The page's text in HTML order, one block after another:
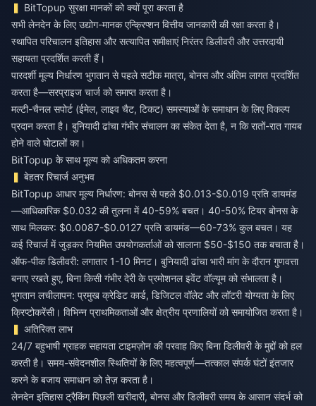
BitTopup सुरक्षा मानकों को क्यों पूरा करता है
सभी लेनदेन के लिए उद्योग-मानक एन्क्रिप्शन वित्तीय जानकारी की रक्षा करता है।
स्थापित परिचालन इतिहास और सत्यापित समीक्षाएं निरंतर डिलीवरी और उत्तरदायी
सहायता प्रदर्शित करती हैं।
पारदर्शी मूल्य निर्धारण भुगतान से पहले सटीक मात्रा, बोनस और अंतिम लागत प्रदर्शित
करता है—सरप्राइज चार्ज को समाप्त करता है।
मल्टी-चैनल सपोर्ट (ईमेल, लाइव चैट, टिकट) समस्याओं के समाधान के लिए विकल्प
प्रदान करता है। बुनियादी ढांचा गंभीर संचालन का संकेत देता है, न कि रातों-रात गायब
होने वाले घोटालों का।
BitTopup के साथ मूल्य को अधिकतम करना
बेहतर रिचार्ज अनुभव
BitTopup आधार मूल्य निर्धारण: बोनस से पहले $0.013-$0.019 प्रति डायमंड
—आधिकारिक $0.032 की तुलना में 40-59% बचत। 40-50% टियर बोनस के
साथ मिलकर: $0.0087-$0.0127 प्रति डायमंड—60-73% कुल बचत। यह
कई रिचार्ज में जुड़कर नियमित उपयोगकर्ताओं को सालाना $50-$150 तक बचाता है।
ऑफ-पीक डिलीवरी: लगातार 1-10 मिनट। बुनियादी ढांचा भारी मांग के दौरान गुणवत्ता
बनाए रखते हुए, बिना किसी गंभीर देरी के प्रमोशनल इवेंट वॉल्यूम को संभालता है।
भुगतान लचीलापन: प्रमुख क्रेडिट कार्ड, डिजिटल वॉलेट और लॉटरी योग्यता के लिए
क्रिप्टोकरेंसी। विभिन्न प्राथमिकताओं और क्षेत्रीय प्रणालियों को समायोजित करता है।
अतिरिक्त लाभ
24/7 बहुभाषी ग्राहक सहायता टाइमज़ोन की परवाह किए बिना डिलीवरी के मुद्दों को हल
करती है। समय-संवेदनशील स्थितियों के लिए महत्वपूर्ण—तत्काल संपर्क घंटों इंतजार
करने के बजाय समाधान को तेज़ करता है।
लेनदेन इतिहास ट्रैकिंग पिछली खरीदारी, बोनस और डिलीवरी समय के आसान संदर्भ को